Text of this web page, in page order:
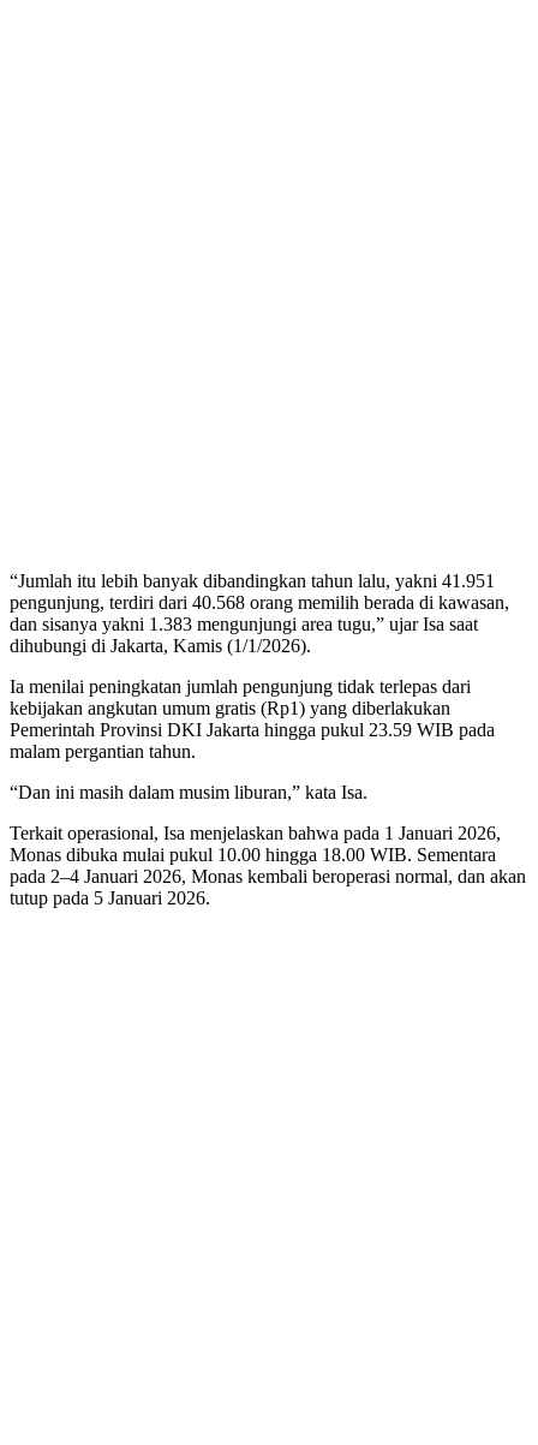
“Jumlah itu lebih banyak dibandingkan tahun lalu, yakni 41.951
pengunjung, terdiri dari 40.568 orang memilih berada di kawasan,
dan sisanya yakni 1.383 mengunjungi area tugu,” ujar Isa saat
dihubungi di Jakarta, Kamis (1/1/2026).
Ia menilai peningkatan jumlah pengunjung tidak terlepas dari
kebijakan angkutan umum gratis (Rp1) yang diberlakukan
Pemerintah Provinsi DKI Jakarta hingga pukul 23.59 WIB pada
malam pergantian tahun.
“Dan ini masih dalam musim liburan,” kata Isa.
Terkait operasional, Isa menjelaskan bahwa pada 1 Januari 2026,
Monas dibuka mulai pukul 10.00 hingga 18.00 WIB. Sementara
pada 2–4 Januari 2026, Monas kembali beroperasi normal, dan akan
tutup pada 5 Januari 2026.